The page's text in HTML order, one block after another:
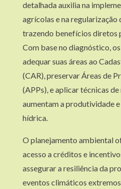
detalhada auxilia na
agrícolas e na regularização
trazendo benefícios diretos
Com base no diagnóstico,
adequar suas áreas ao
(CAR), preservar Áreas de
(APPs), e aplicar técnicas
aumentam a produtividade
hídrica.
O planejamento ambiental
acesso a créditos e
assegurar a resiliência da
eventos climáticos